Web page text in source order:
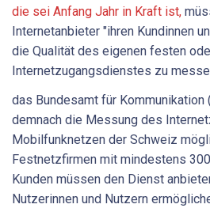
die sei Anfang Jahr in Kraft ist,
Internetanbieter "ihren Kundinnen
die Qualität des eigenen festen
Internetzugangsdienstes zu
das Bundesamt für
demnach die Messung des
Mobilfunknetzen der Schweiz
Festnetzfirmen mit mindestens
Kunden müssen den Dienst
Nutzerinnen und Nutzern